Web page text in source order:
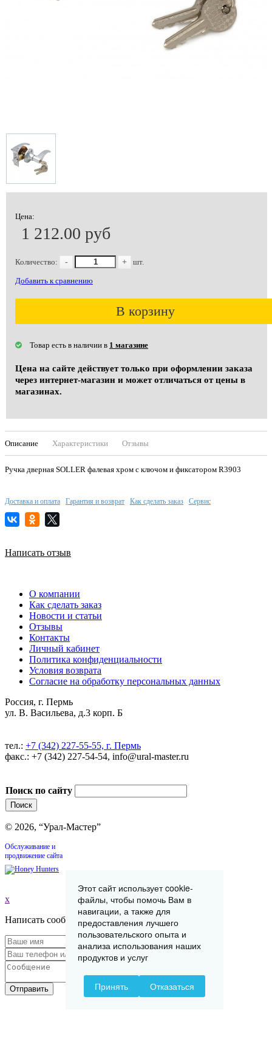
Цена:
1 212.00 руб
Количество: - + шт.
Добавить к сравнению
В корзину
Товар есть в наличии в 1 магазине
Цена на сайте действует только при оформлении заказа
через интернет-магазин и может отличаться от цены в
магазинах.
Описание Характеристики Отзывы
Ручка дверная SOLLER фалевая хром с ключом и фиксатором R3903
Доставка и оплата Гарантия и возврат Как сделать заказ Сервис
Написать отзыв
О компании
Как сделать заказ
Новости и статьи
Отзывы
Контакты
Личный кабинет
Политика конфиденциальности
Условия возврата
Согласие на обработку персональных данных
Россия, г. Пермь
ул. В. Васильева, д.3 корп. Б
тел.: +7 (342) 227-55-55, г. Пермь
факс.: +7 (342) 227-54-54, info@ural-master.ru
Поиск по сайту
© 2026, “Урал-Мастер”
Обслуживание и
продвижение сайта
x
Написать сообщение
Отправить
Этот сайт использует cookie-
файлы, чтобы помочь Вам в
навигации, а также для
предоставления лучшего
пользовательского опыта и
анализа использования наших
продуктов и услуг
Принять Отказаться